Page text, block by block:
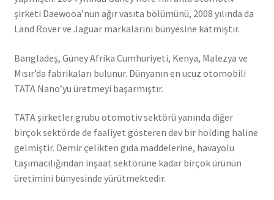
şirketi Daewooa’nun ağır vasıta bölümünü, 2008 yılında da
Land Rover ve Jaguar markalarını bünyesine katmıştır.
Bangladeş, Güney Afrika Cumhuriyeti, Kenya, Malezya ve
Mısır’da fabrikaları bulunur. Dünyanın en ucuz otomobili
TATA Nano’yu üretmeyi başarmıştır.
TATA şirketler grubu otomotiv sektörü yanında diğer
birçok sektörde de faaliyet gösteren dev bir holding haline
gelmiştir. Demir çelikten gıda maddelerine, havayolu
taşımacılığından inşaat sektörüne kadar birçok ürünün
üretimini bünyesinde yürütmektedir.